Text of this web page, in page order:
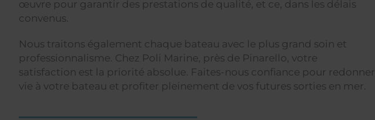
œuvre pour garantir des prestations de qualité, et ce, dans les délais
convenus.
Nous traitons également chaque bateau avec le plus grand soin et
professionnalisme. Chez Poli Marine, près de Pinarello, votre
satisfaction est la priorité absolue. Faites-nous confiance pour redonner
vie à votre bateau et profiter pleinement de vos futures sorties en mer.